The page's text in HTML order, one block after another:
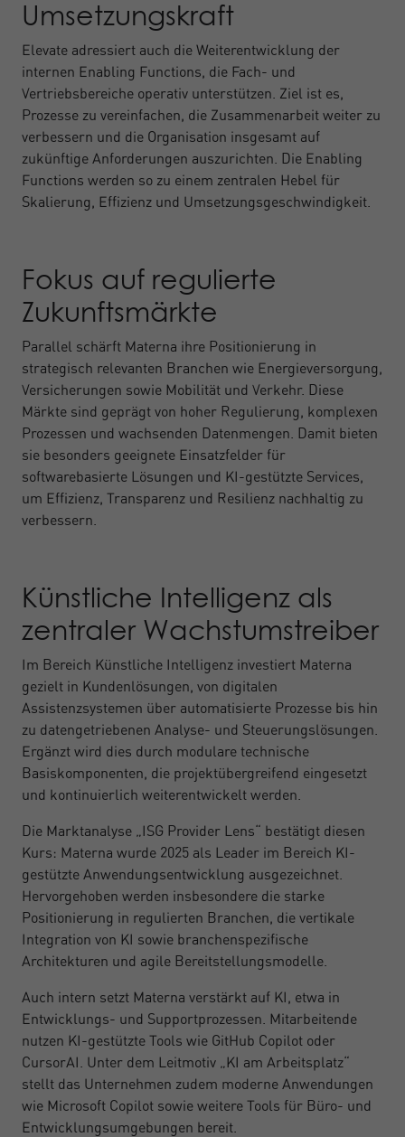
Umsetzungskraft
Elevate adressiert auch die Weiterentwicklung der
internen Enabling Functions, die Fach- und
Vertriebsbereiche operativ unterstützen. Ziel ist es,
Prozesse zu vereinfachen, die Zusammenarbeit weiter zu
verbessern und die Organisation insgesamt auf
zukünftige Anforderungen auszurichten. Die Enabling
Functions werden so zu einem zentralen Hebel für
Skalierung, Effizienz und Umsetzungsgeschwindigkeit.
Fokus auf regulierte
Zukunftsmärkte
Parallel schärft Materna ihre Positionierung in
strategisch relevanten Branchen wie Energieversorgung,
Versicherungen sowie Mobilität und Verkehr. Diese
Märkte sind geprägt von hoher Regulierung, komplexen
Prozessen und wachsenden Datenmengen. Damit bieten
sie besonders geeignete Einsatzfelder für
softwarebasierte Lösungen und KI-gestützte Services,
um Effizienz, Transparenz und Resilienz nachhaltig zu
verbessern.
Künstliche Intelligenz als
zentraler Wachstumstreiber
Im Bereich Künstliche Intelligenz investiert Materna
gezielt in Kundenlösungen, von digitalen
Assistenzsystemen über automatisierte Prozesse bis hin
zu datengetriebenen Analyse- und Steuerungslösungen.
Ergänzt wird dies durch modulare technische
Basiskomponenten, die projektübergreifend eingesetzt
und kontinuierlich weiterentwickelt werden.
Die Marktanalyse „ISG Provider Lens“ bestätigt diesen
Kurs: Materna wurde 2025 als Leader im Bereich KI-
gestützte Anwendungsentwicklung ausgezeichnet.
Hervorgehoben werden insbesondere die starke
Positionierung in regulierten Branchen, die vertikale
Integration von KI sowie branchenspezifische
Architekturen und agile Bereitstellungsmodelle.
Auch intern setzt Materna verstärkt auf KI, etwa in
Entwicklungs- und Supportprozessen. Mitarbeitende
nutzen KI-gestützte Tools wie GitHub Copilot oder
CursorAI. Unter dem Leitmotiv „KI am Arbeitsplatz“
stellt das Unternehmen zudem moderne Anwendungen
wie Microsoft Copilot sowie weitere Tools für Büro- und
Entwicklungsumgebungen bereit.